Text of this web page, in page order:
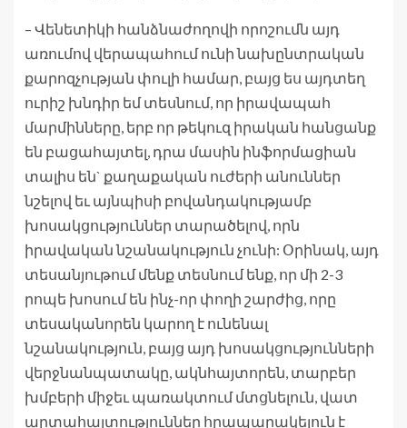
– Վենետիկի հանձնաժողովի որոշումն այդ
առումով վերապահում ունի նախընտրական
քարոզչության փուլի համար, բայց ես այդտեղ
ուրիշ խնդիր եմ տեսնում, որ իրավապահ
մարմինները, երբ որ թեկուզ իրական հանցանք
են բացահայտել, դրա մասին ինֆորմացիան
տալիս են` քաղաքական ուժերի անուններ
նշելով եւ այնպիսի բովանդակությամբ
խոսակցություններ տարածելով, որն
իրավական նշանակություն չունի: Օրինակ, այդ
տեսանյութում մենք տեսնում ենք, որ մի 2-3
րոպե խոսում են ինչ-որ փողի շարժից, որը
տեսականորեն կարող է ունենալ
նշանակություն, բայց այդ խոսակցությունների
վերջնանպատակը, ակնհայտորեն, տարբեր
խմբերի միջեւ պառակտում մտցնելուն, վատ
արտահայտություններ հրապարակելուն է